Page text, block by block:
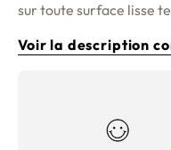
sur toute surface lisse
Voir la description